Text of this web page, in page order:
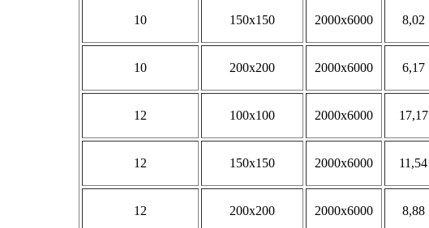
10 150х150 2000х6000 8,02
10 200х200 2000х6000 6,17
12 100х100 2000х6000 17,17
12 150х150 2000х6000 11,54
12 200х200 2000х6000 8,88